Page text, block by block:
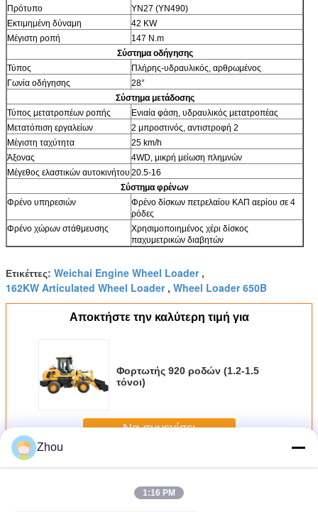
Πρότυπο
YN27 (YN490)
Εκτιμημένη δύναμη
42 KW
Μέγιστη ροπή
147 N.m
Σύστημα οδήγησης
Τύπος
Πλήρης-υδραυλικός, αρθρωμένος
Γωνία οδήγησης
28°
Σύστημα μετάδοσης
Τύπος μετατροπέων ροπής
Ενιαία φάση, υδραυλικός μετατροπέας
Μετατόπιση εργαλείων
2 μπροστινός, αντιστροφή 2
Μέγιστη ταχύτητα
25 km/h
Άξονας
4WD, μικρή μείωση πλημνών
Μέγεθος ελαστικών αυτοκινήτου 20.5-16
Σύστημα φρένων
Φρένο υπηρεσιών
Φρένο δίσκων πετρελαίου ΚΑΠ αερίου σε 4
ρόδες
Φρένο χώρων στάθμευσης
Χρησιμοποιημένος χέρι δίσκος
παχυμετρικών διαβητών
Ετικέττες: Weichai Engine Wheel Loader,
162KW Articulated Wheel Loader, Wheel Loader 650B
Αποκτήστε την καλύτερη τιμή για
Φορτωτής 920 ροδών (1.2-1.5
τόνοι)
Να συνεχίσει
ΠερισσότεροιΦορτωτής ροδών
Zhou
1:16 PM